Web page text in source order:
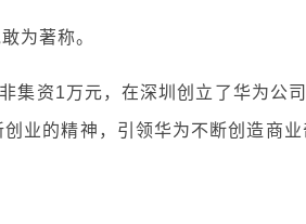
为著称。
集资1万元，在深圳创立了华为公
业的精神，引领华为不断创造商